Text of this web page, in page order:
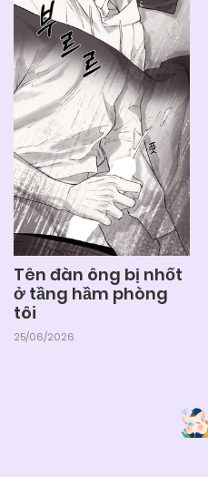
Tên đàn ông bị nhốt
ở tầng hầm phòng
tôi
25/06/2026